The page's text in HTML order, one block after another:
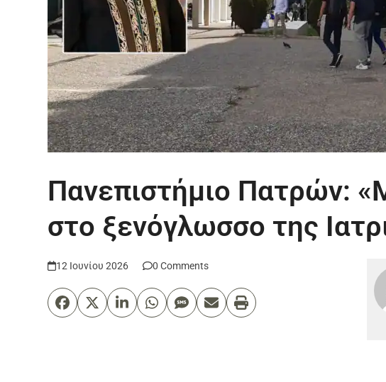
Πανεπιστήμιο Πατρών:
στο ξενόγλωσσο της
12 Ιουνίου 2026 0 Comments